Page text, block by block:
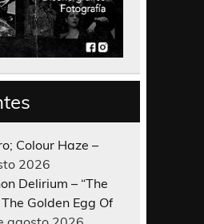
Colour Haze –
2026
Delirium – “The
Golden Egg Of